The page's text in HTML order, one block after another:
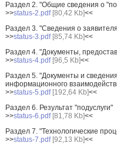
Раздел 2. "Общие сведения о
>>status-2.pdf[80,42 Kb]<<
Раздел 3. "Сведения о
>>status-3.pdf[85,74 Kb]<<
Раздел 4. "Документы,
>>status-4.pdf[96,5 Kb]<<
Раздел 5. "Документы и
информационного
>>status-5.pdf[192,64 Kb]<<
Раздел 6. Результат "подуслуги"
>>status-6.pdf[81,78 Kb]<<
Раздел 7. "Технологические
>>status-7.pdf[92,13 Kb]<<